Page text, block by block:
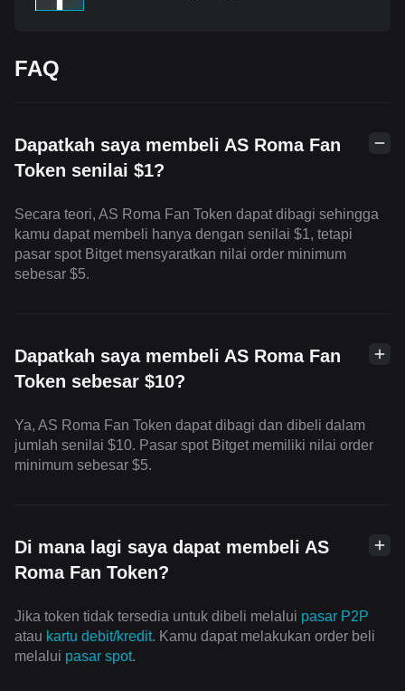
FAQ
Dapatkah saya membeli AS Roma Fan
Token senilai $1?
Secara teori, AS Roma Fan Token dapat dibagi sehingga
kamu dapat membeli hanya dengan senilai $1, tetapi
pasar spot Bitget mensyaratkan nilai order minimum
sebesar $5.
Dapatkah saya membeli AS Roma Fan
Token sebesar $10?
Ya, AS Roma Fan Token dapat dibagi dan dibeli dalam
jumlah senilai $10. Pasar spot Bitget memiliki nilai order
minimum sebesar $5.
Di mana lagi saya dapat membeli AS
Roma Fan Token?
Jika token tidak tersedia untuk dibeli melalui pasar P2P
atau kartu debit/kredit. Kamu dapat melakukan order beli
melalui pasar spot.